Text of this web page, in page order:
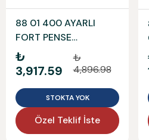
88 01 400 AYARLI
FORT PENSE
ALLIGATOR KNIPEX
₺
3,917.59
₺
4,896.98
STOKTA YOK
Özel Teklif İste